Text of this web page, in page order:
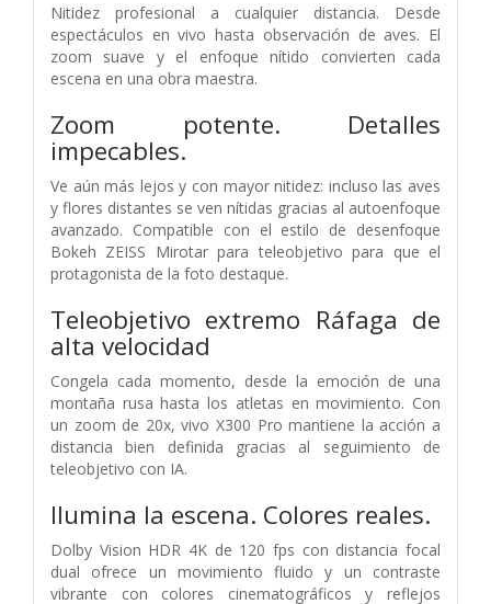
Nitidez profesional a cualquier distancia. Desde
espectáculos en vivo hasta observación de aves. El
zoom suave y el enfoque nítido convierten cada
escena en una obra maestra.
Zoom potente. Detalles
impecables.
Ve aún más lejos y con mayor nitidez: incluso las aves
y flores distantes se ven nítidas gracias al autoenfoque
avanzado. Compatible con el estilo de desenfoque
Bokeh ZEISS Mirotar para teleobjetivo para que el
protagonista de la foto destaque.
Teleobjetivo extremo Ráfaga de
alta velocidad
Congela cada momento, desde la emoción de una
montaña rusa hasta los atletas en movimiento. Con
un zoom de 20x, vivo X300 Pro mantiene la acción a
distancia bien definida gracias al seguimiento de
teleobjetivo con IA.
Ilumina la escena. Colores reales.
Dolby Vision HDR 4K de 120 fps con distancia focal
dual ofrece un movimiento fluido y un contraste
vibrante con colores cinematográficos y reflejos